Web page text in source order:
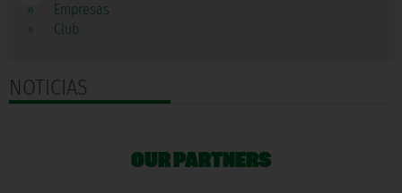
»
Empresas
»
Club
NOTICIAS
OUR PARTNERS